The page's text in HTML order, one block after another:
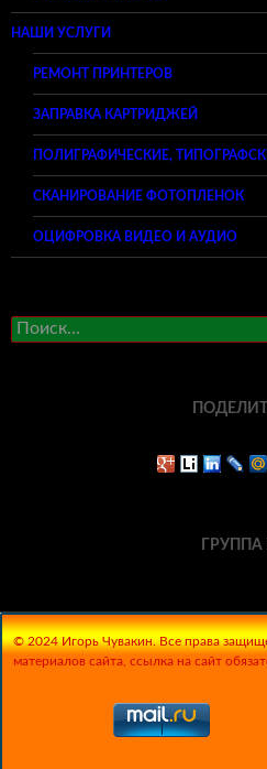
НАШИ УСЛУГИ
РЕМОНТ ПРИНТЕРОВ
ЗАПРАВКА КАРТРИДЖЕЙ
ПОЛИГРАФИЧЕСКИЕ,
СКАНИРОВАНИЕ ФОТОПЛЕНОК
ОЦИФРОВКА ВИДЕО И АУДИО
Найти:
ГРУППА
© 2024 Игорь Чувакин. Все права
материалов сайта, ссылка на сайт